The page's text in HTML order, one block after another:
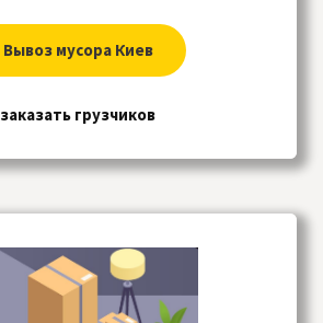
Вывоз мусора Киев
заказать грузчиков